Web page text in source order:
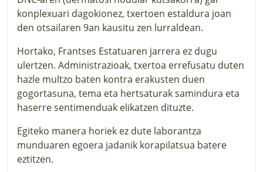
konplexuari dagokionez, txertoen estaldura joan
den otsailaren 9an kausitu zen lurraldean.
Hortako, Frantses Estatuaren jarrera ez dugu
ulertzen. Administrazioak, txertoa errefusatu duten
hazle multzo baten kontra erakusten duen
gogortasuna, tema eta hertsaturak samindura eta
haserre sentimenduak elikatzen dituzte.
Egiteko manera horiek ez dute laborantza
munduaren egoera jadanik korapilatsua batere
eztitzen.